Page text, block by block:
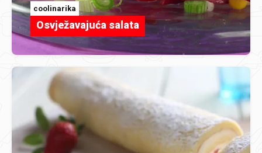
coolinarika
Osvježavajuća salata